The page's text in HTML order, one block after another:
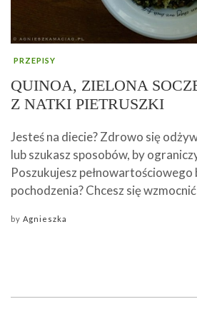
PRZEPISY
QUINOA, ZIELONA
Z NATKI PIETRUSZKI
Jesteś na diecie? Zdrowo się
lub szukasz sposobów, by
Poszukujesz pełnowartościowego
pochodzenia? Chcesz się
by Agnieszka